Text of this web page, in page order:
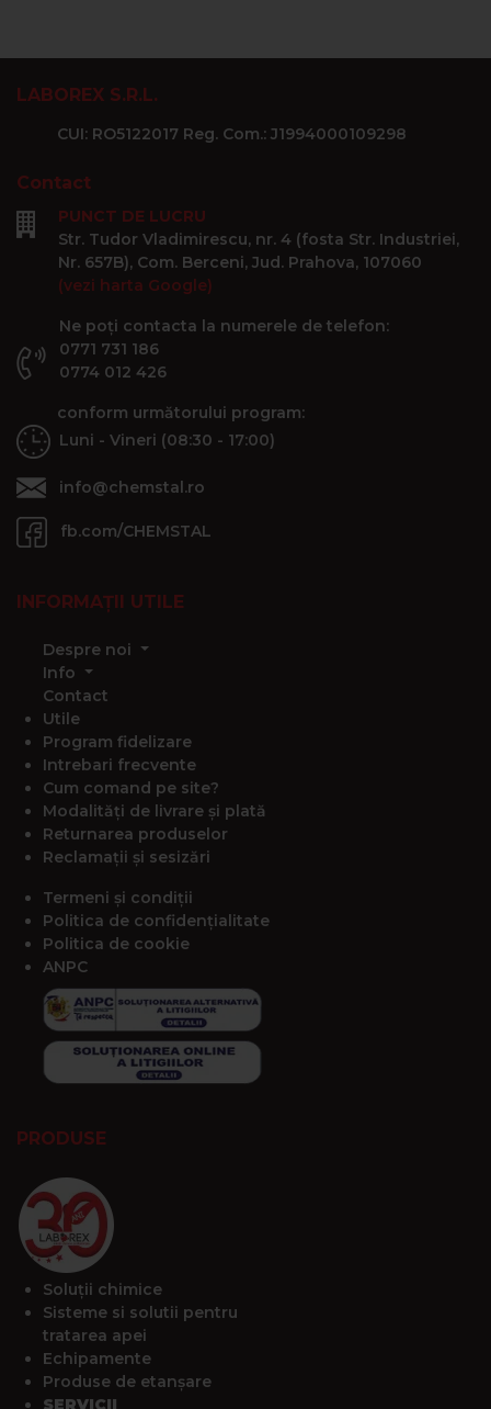
LABOREX S.R.L.
CUI: RO5122017 Reg. Com.: J1994000109298
Contact
PUNCT DE LUCRU
Str. Tudor Vladimirescu, nr. 4 (fosta Str. Industriei,
Nr. 657B), Com. Berceni, Jud. Prahova, 107060
(vezi harta Google)
Ne poți contacta la numerele de telefon:
0771 731 186
0774 012 426
conform următorului program:
Luni - Vineri (08:30 - 17:00)
info@chemstal.ro
fb.com/CHEMSTAL
INFORMAȚII UTILE
Despre noi
Info
Contact
Utile
Program fidelizare
Intrebari frecvente
Cum comand pe site?
Modalități de livrare și plată
Returnarea produselor
Reclamații și sesizări
Termeni și condiții
Politica de confidențialitate
Politica de cookie
ANPC
PRODUSE
Soluții chimice
Sisteme si solutii pentru
tratarea apei
Echipamente
Produse de etanșare
SERVICII